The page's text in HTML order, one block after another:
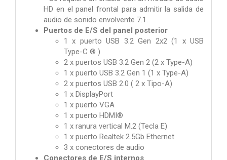
HD en el panel frontal para admitir la salida de
audio de sonido envolvente 7.1.
Puertos de E/S del panel posterior
1 x puerto USB 3.2 Gen 2x2 (1 x USB
Type-C ® )
2 x puertos USB 3.2 Gen 2 (2 x Type-A)
1 x puerto USB 3.2 Gen 1 (1 x Type-A)
2 x puertos USB 2.0 ( 2 x Tipo-A)
1 x DisplayPort
1 x puerto VGA
1 x puerto HDMI®
1 x ranura vertical M.2 (Tecla E)
1 x puerto Realtek 2.5Gb Ethernet
3 x conectores de audio
Conectores de E/S internos